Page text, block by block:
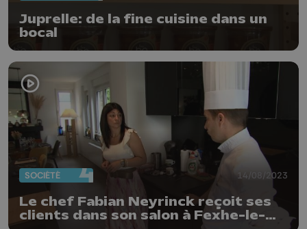
Juprelle: de la fine cuisine dans un
bocal
SOCIÉTÉ 14/08/2023
Le chef Fabian Neyrinck reçoit ses
clients dans son salon à Fexhe-le-